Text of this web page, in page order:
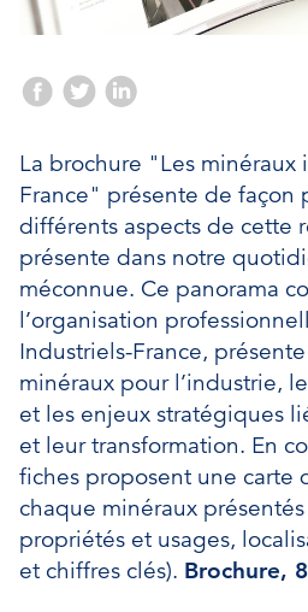
La brochure "Les minéraux
France" présente de façon
différents aspects de cette
présente dans notre
méconnue. Ce panorama
l’organisation
Industriels-France,
minéraux pour l’industrie,
et les enjeux stratégiques
et leur transformation. En
fiches proposent une carte
chaque minéraux
propriétés et usages,
et chiffres clés). Brochure,